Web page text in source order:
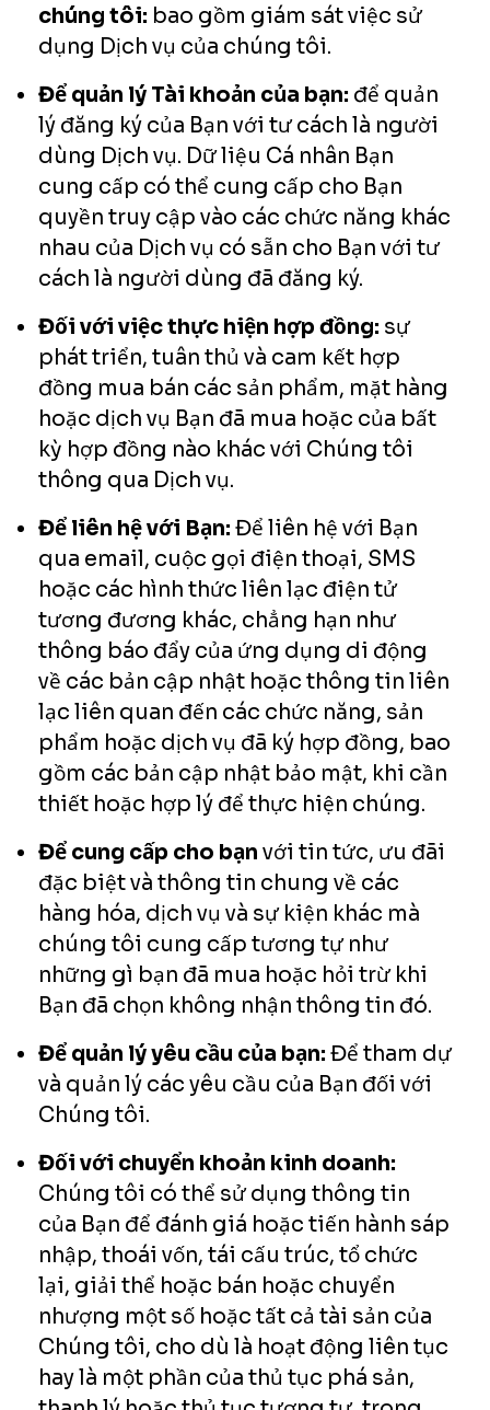
chúng tôi: bao gồm giám sát việc sử
dụng Dịch vụ của chúng tôi.
Để quản lý Tài khoản của bạn: để quản
lý đăng ký của Bạn với tư cách là người
dùng Dịch vụ. Dữ liệu Cá nhân Bạn
cung cấp có thể cung cấp cho Bạn
quyền truy cập vào các chức năng khác
nhau của Dịch vụ có sẵn cho Bạn với tư
cách là người dùng đã đăng ký.
Đối với việc thực hiện hợp đồng: sự
phát triển, tuân thủ và cam kết hợp
đồng mua bán các sản phẩm, mặt hàng
hoặc dịch vụ Bạn đã mua hoặc của bất
kỳ hợp đồng nào khác với Chúng tôi
thông qua Dịch vụ.
Để liên hệ với Bạn: Để liên hệ với Bạn
qua email, cuộc gọi điện thoại, SMS
hoặc các hình thức liên lạc điện tử
tương đương khác, chẳng hạn như
thông báo đẩy của ứng dụng di động
về các bản cập nhật hoặc thông tin liên
lạc liên quan đến các chức năng, sản
phẩm hoặc dịch vụ đã ký hợp đồng, bao
gồm các bản cập nhật bảo mật, khi cần
thiết hoặc hợp lý để thực hiện chúng.
Để cung cấp cho bạn với tin tức, ưu đãi
đặc biệt và thông tin chung về các
hàng hóa, dịch vụ và sự kiện khác mà
chúng tôi cung cấp tương tự như
những gì bạn đã mua hoặc hỏi trừ khi
Bạn đã chọn không nhận thông tin đó.
Để quản lý yêu cầu của bạn: Để tham dự
và quản lý các yêu cầu của Bạn đối với
Chúng tôi.
Đối với chuyển khoản kinh doanh:
Chúng tôi có thể sử dụng thông tin
của Bạn để đánh giá hoặc tiến hành sáp
nhập, thoái vốn, tái cấu trúc, tổ chức
lại, giải thể hoặc bán hoặc chuyển
nhượng một số hoặc tất cả tài sản của
Chúng tôi, cho dù là hoạt động liên tục
hay là một phần của thủ tục phá sản,